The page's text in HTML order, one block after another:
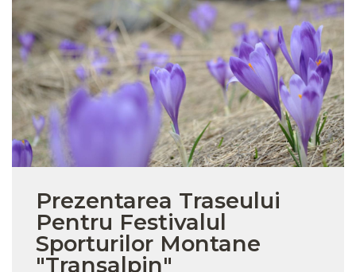
Prezentarea Traseului
Pentru Festivalul
Sporturilor Montane
"Transalpin"